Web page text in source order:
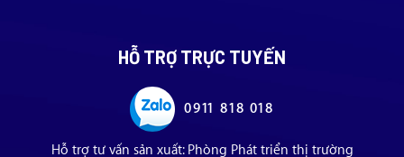
HỖ TRỢ TRỰC TUYẾN
0911 818 018
Hỗ trợ tư vấn sản xuất: Phòng Phát triển thị trường